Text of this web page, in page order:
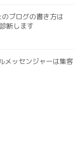
のブログの書き方は
断します
メッセンジャーは集客